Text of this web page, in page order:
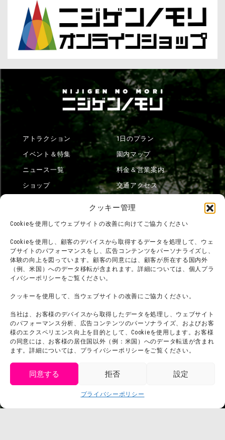
クッキー管理
Cookieを使用してウェブサイトの改善に向けてご協力ください
Cookieを使用し、顧客のデバイスから取得するデータを処理して、ウェ
ブサイトのパフォーマンスをし、広告コンテンツをパーソナライズし、
体験の向上を図っています。顧客の同意には、顧客が所在する国内外
（例、米国）へのデータ移転が含まれます。詳細については、個人プラ
イバシーポリシーをご覧ください。
クッキーを使用して、当ウェブサイトの改善にご協力ください。
当社は、お客様のデバイスから取得したデータを処理し、ウェブサイト
のパフォーマンス分析、広告コンテンツのパーソナライズ、およびお客
様のエクスペリエンス向上を目的として、Cookieを使用します。お客様
の同意には、お客様の居住国以外（例：米国）へのデータ転送が含まれ
ます。詳細については、プライバシーポリシーをご覧ください。
同意する 拒否 設定
プライバシーポリシー
アトラクション
イベント＆特集
ニュース一覧
ショップ
1日のプラン
園内マップ
料金＆営業案内
交通アクセス
団体利用について
お問い合わせ
利用規約
プライバシーポリシー
プレスリリース
メディア掲載実績
会社概要
スタッフ募集